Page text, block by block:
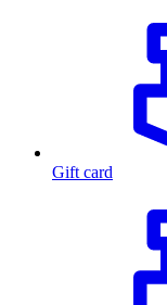
Gift card